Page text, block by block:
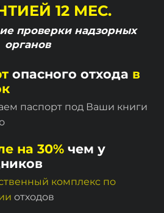
12 МЕС.
проверки надзорных
органов
опасного отхода в
паспорт под Ваши книги
на 30% чем у
комплекc по
отходов